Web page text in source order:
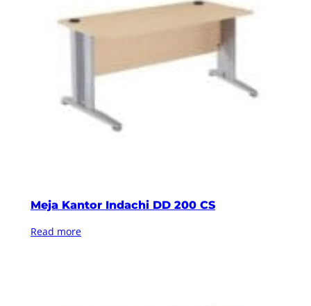
Meja Kantor Indachi DD 200 CS
Read more